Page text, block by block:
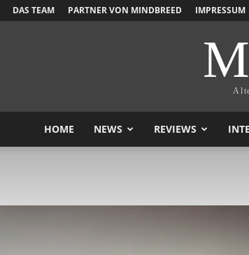
DAS TEAM PARTNER VON MINDBREED IMPRESSUM
HOME NEWS REVIEWS